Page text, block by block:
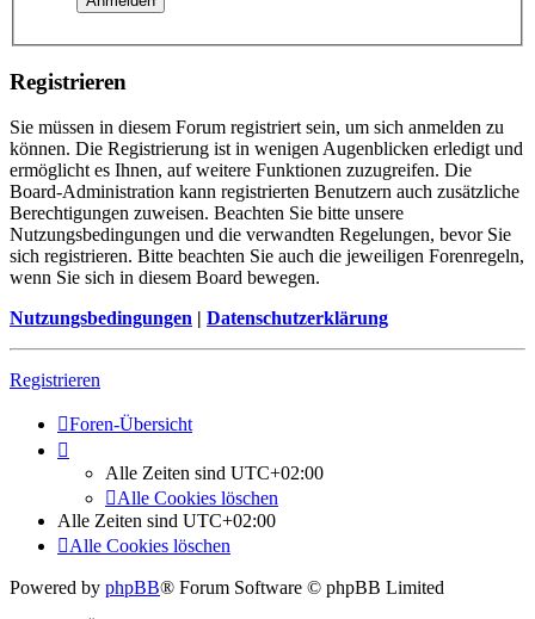
Registrieren
Sie müssen in diesem Forum registriert sein, um sich anmelden zu
können. Die Registrierung ist in wenigen Augenblicken erledigt und
ermöglicht es Ihnen, auf weitere Funktionen zuzugreifen. Die
Board-Administration kann registrierten Benutzern auch zusätzliche
Berechtigungen zuweisen. Beachten Sie bitte unsere
Nutzungsbedingungen und die verwandten Regelungen, bevor Sie
sich registrieren. Bitte beachten Sie auch die jeweiligen Forenregeln,
wenn Sie sich in diesem Board bewegen.
Nutzungsbedingungen | Datenschutzerklärung
Registrieren
Foren-Übersicht
Alle Zeiten sind UTC+02:00
Alle Cookies löschen
Alle Zeiten sind UTC+02:00
Alle Cookies löschen
Powered by phpBB® Forum Software © phpBB Limited